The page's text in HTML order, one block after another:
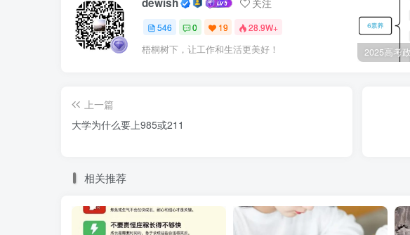
关注
546 0 19 28.9W+
梧桐树下，让工作和生活更美好！
上一篇
大学为什么要上985或211
相关推荐